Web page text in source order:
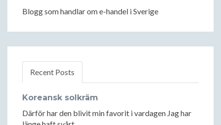
Blogg som handlar om e-handel i Sverige
Recent Posts
Koreansk solkräm
Därför har den blivit min favorit i vardagen Jag har